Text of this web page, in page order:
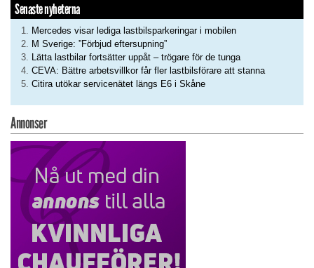
Senaste nyheterna
Mercedes visar lediga lastbilsparkeringar i mobilen
M Sverige: ”Förbjud eftersupning”
Lätta lastbilar fortsätter uppåt – trögare för de tunga
CEVA: Bättre arbetsvillkor får fler lastbilsförare att stanna
Citira utökar servicenätet längs E6 i Skåne
Annonser